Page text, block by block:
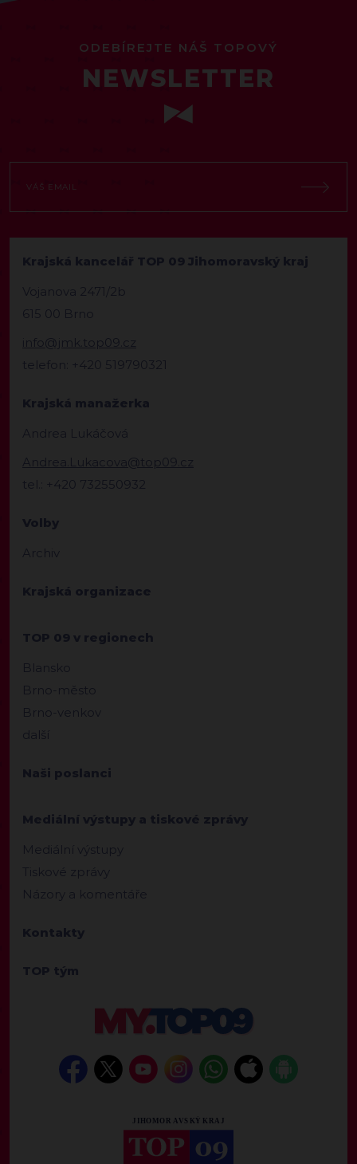
ODEBÍREJTE NÁŠ TOPOVÝ
NEWSLETTER
Krajská kancelář TOP 09 Jihomoravský kraj
Vojanova 2471/2b
615 00 Brno
info@jmk.top09.cz
telefon: +420 519790321
Krajská manažerka
Andrea Lukáčová
Andrea.Lukacova@top09.cz
tel.: +420 732550932
Volby
Archiv
Krajská organizace
TOP 09 v regionech
Blansko
Brno-město
Brno-venkov
další
Naši poslanci
Mediální výstupy a tiskové zprávy
Mediální výstupy
Tiskové zprávy
Názory a komentáře
Kontakty
TOP tým